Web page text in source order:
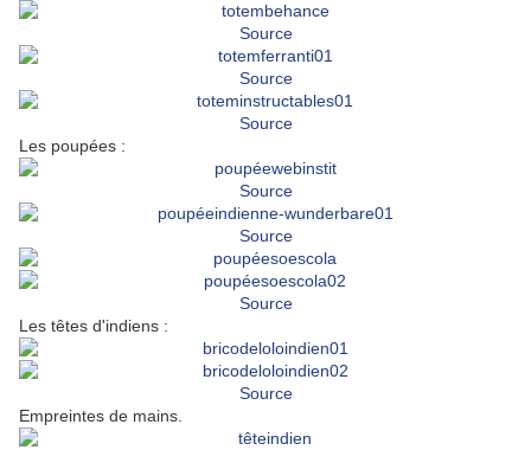
Source
Source
Source
Les poupées :
Source
Source
Source
Les têtes d'indiens :
Source
Empreintes de mains.